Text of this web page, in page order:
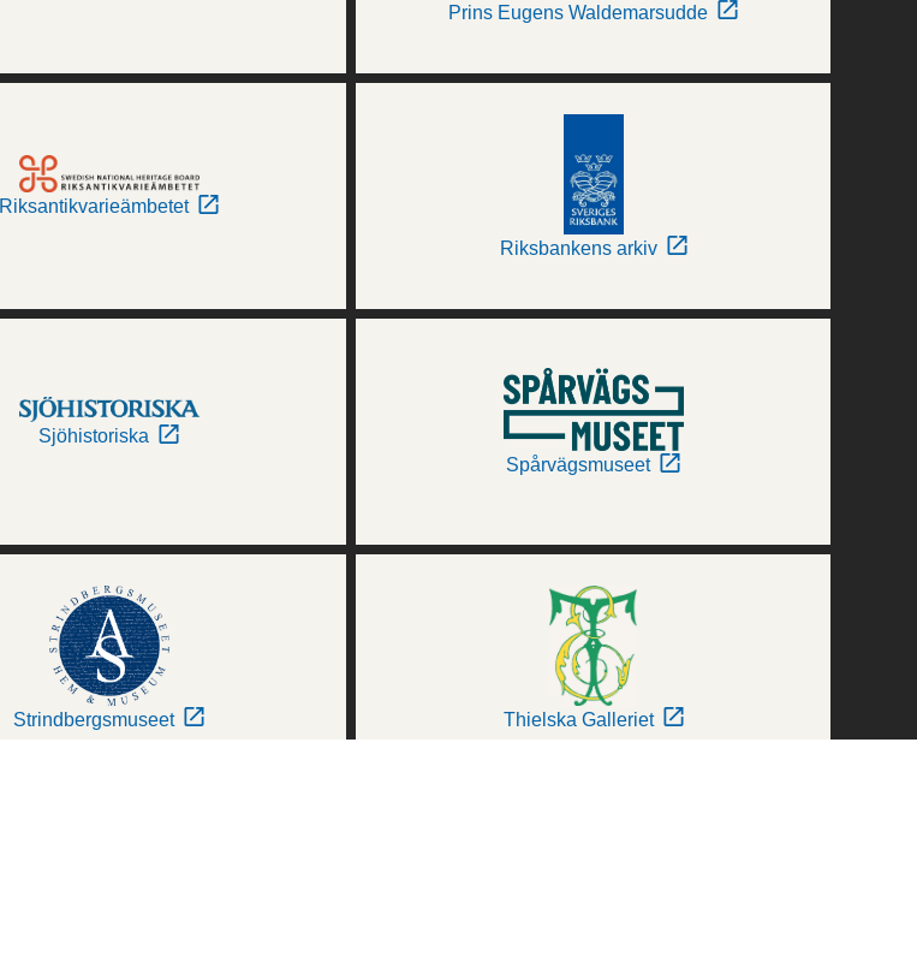
Prins Eugens Waldemarsudde
Riksantikvarieämbetet
Riksbankens arkiv
Sjöhistoriska
Spårvägsmuseet
Strindbergsmuseet Thielska Galleriet